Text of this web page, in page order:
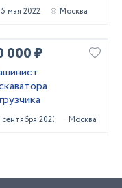
мая 2022 Москва
000 ₽
2020 Москва